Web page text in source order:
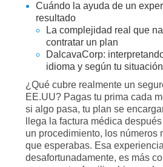
Cuándo la ayuda de un
resultado
La complejidad real que
contratar un plan
DalcavaCorp:
idioma y según tu situación
¿Qué cubre realmente un
EE.UU? Pagas tu prima cada
si algo pasa, tu plan se
llega la factura médica
un procedimiento, los números
que esperabas. Esa
desafortunadamente, es más